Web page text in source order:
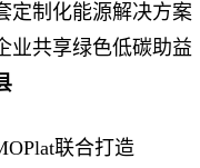
定制化能源解决方案
业共享绿色低碳助益
联合打造